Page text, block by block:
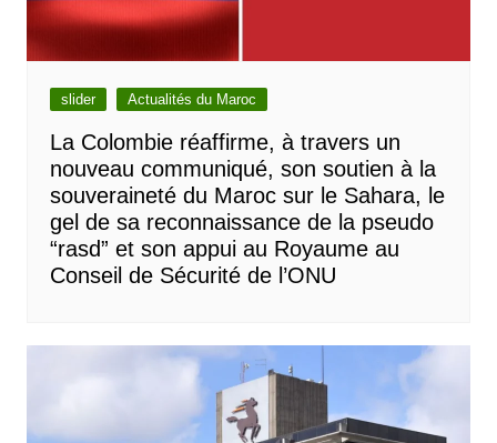
slider Actualités du Maroc
La Colombie réaffirme, à travers un
nouveau communiqué, son soutien à la
souveraineté du Maroc sur le Sahara, le
gel de sa reconnaissance de la pseudo
“rasd” et son appui au Royaume au
Conseil de Sécurité de l’ONU